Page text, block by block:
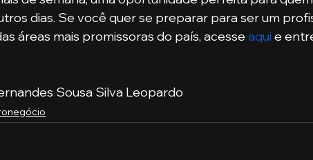
dias. Se você quer se preparar para ser um
áreas mais promissoras do país, acesse aqui e
Sousa Silva Leopardo